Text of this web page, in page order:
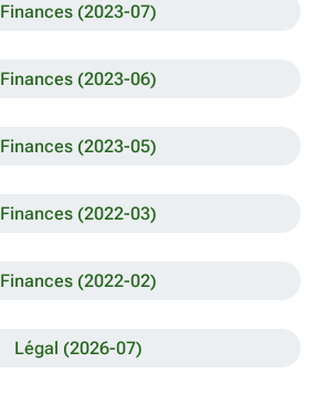
Finances (2023-07)
Finances (2023-06)
Finances (2023-05)
Finances (2022-03)
Finances (2022-02)
Légal (2026-07)